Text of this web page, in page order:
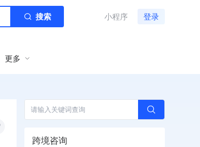
搜索 小程序 登录
更多
跨境咨询